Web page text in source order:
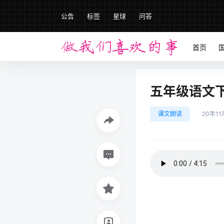
公告 标签 星球 问答
首页
五年级语文
课文朗读 20年11